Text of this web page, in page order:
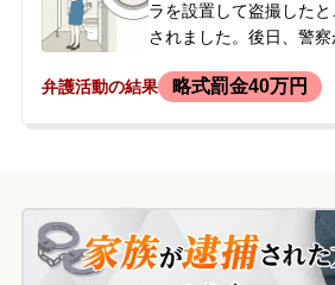
ラを設置して盗撮した
されました。後日、警
た。依頼者には同種の前
の際に、過去に出張先
撮していたことが発覚し
弁護活動の結果 略式罰金40万円